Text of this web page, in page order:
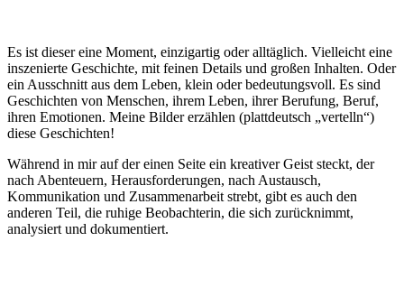
Es ist dieser eine Moment, einzigartig oder alltäglich. Vielleicht eine
inszenierte Geschichte, mit feinen Details und großen Inhalten. Oder
ein Ausschnitt aus dem Leben, klein oder bedeutungsvoll. Es sind
Geschichten von Menschen, ihrem Leben, ihrer Berufung, Beruf,
ihren Emotionen. Meine Bilder erzählen (plattdeutsch „vertelln“)
diese Geschichten!
Während in mir auf der einen Seite ein kreativer Geist steckt, der
nach Abenteuern, Herausforderungen, nach Austausch,
Kommunikation und Zusammenarbeit strebt, gibt es auch den
anderen Teil, die ruhige Beobachterin, die sich zurücknimmt,
analysiert und dokumentiert.